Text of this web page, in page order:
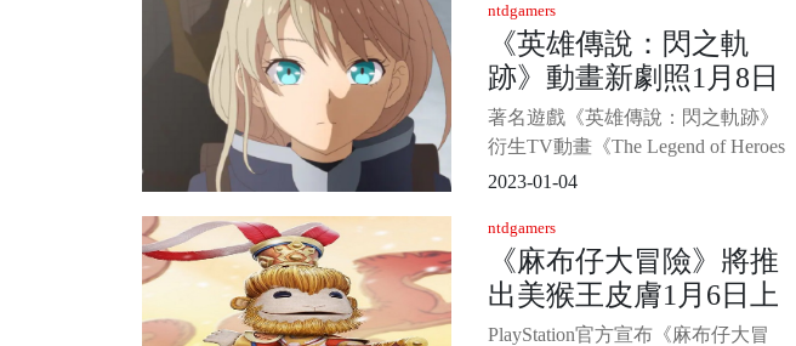
畫，最後還有一小段遊戲標題畫
面，而右下角也顯示了遊戲版本號
為1.0.0。 《火焰紋章：結合》將於1
月20日正式發售，登陸Switch，支持
中文。 視頻截圖：
ntdgamers
《英雄傳說：閃之軌
跡》動畫新劇照1月8日
開播
著名遊戲《英雄傳說：閃之軌跡》
衍生TV動畫《The Legend of Heroes
閃之軌跡Northern War》將於1月8日
的劇照和故事劇情，一起來先睹為
快。 •《The Legend of Heroes 閃之軌
跡Northern War
2023-01-04
ntdgamers
《麻布仔大冒險》將推
出美猴王皮膚1月6日上
線
PlayStation官方宣布《麻布仔大冒